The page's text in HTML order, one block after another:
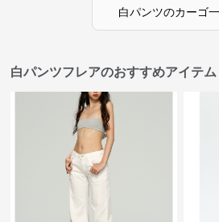
白パンツのカーゴ
白パンツフレアのおすすめアイテム